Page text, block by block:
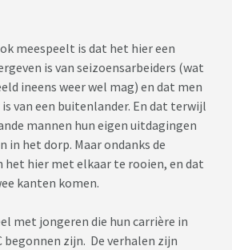
meespeelt is dat het hier een
is van seizoensarbeiders (wat
ineens weer wel mag) en dat men
van een buitenlander. En dat terwijl
mannen hun eigen uitdagingen
in het dorp. Maar ondanks de
het hier met elkaar te rooien, en dat
kanten komen.
met jongeren die hun carrière in
begonnen zijn. De verhalen zijn